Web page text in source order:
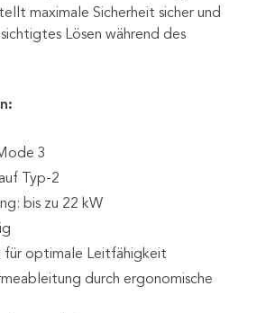
maximale Sicherheit sicher und
Lösen während des
3
Typ-2
bis zu 22 kW
optimale Leitfähigkeit
durch ergonomische